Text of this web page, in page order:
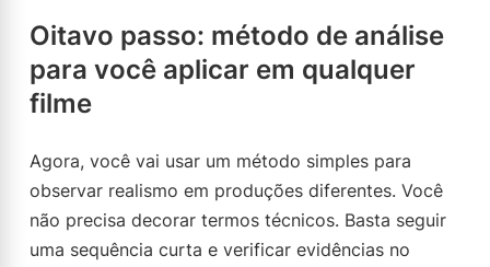
Oitavo passo: método de análise
para você aplicar em qualquer
filme
Agora, você vai usar um método simples para
observar realismo em produções diferentes. Você
não precisa decorar termos técnicos. Basta seguir
uma sequência curta e verificar evidências no